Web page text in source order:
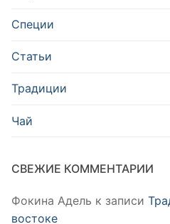
Специи
Статьи
Традиции
Чай
СВЕЖИЕ КОММЕНТАРИИ
Фокина Адель к записи
востоке